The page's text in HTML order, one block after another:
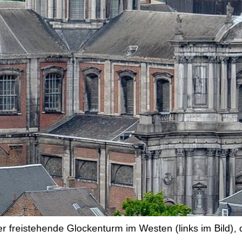
freistehende Glockenturm im Westen (links im Bild),